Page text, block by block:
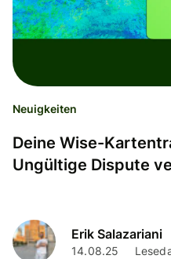
Neuigkeiten
Deine Wise-
Ungültige Dispute
Erik Salazariani
14.08.25